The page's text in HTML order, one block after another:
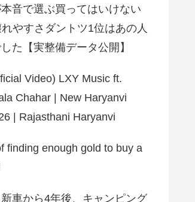
音で選ぶ買ってはいけない
やすさダントツ1位はあの人
た【実整備データ公開】
Video) LXY Music ft.
Chahar | New Haryanvi
| Rajasthani Haryanvi
finding enough gold to buy a
新車から4年後、キャンピング